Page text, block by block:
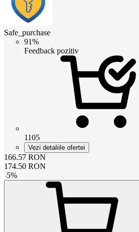
Safe_purchase
91%
Feedback pozitiv
1105
Vezi detaliile ofertei
166.57 RON
174.50 RON
-5%